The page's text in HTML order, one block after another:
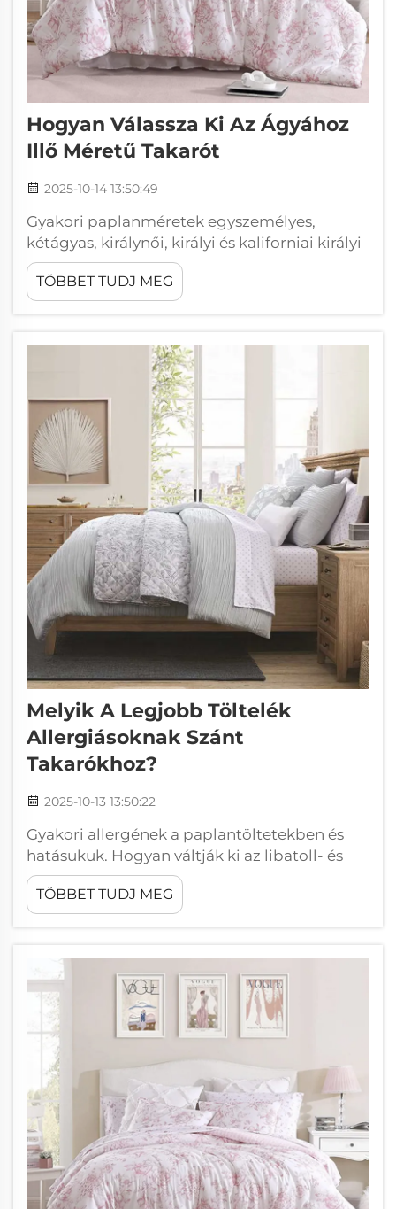
Hogyan Válassza Ki Az Ágyához
Illő Méretű Takarót
2025-10-14 13:50:49
Gyakori paplanméretek egyszemélyes,
kétágyas, királynői, királyi és kaliforniai királyi
ágyakhoz. A szabványos paplanméretek az
ágyméretekhez igazodnak, hogy megfelelő
takarást biztosítsanak. Íme egy áttekintés a
Ágy mérete Papol...
TÖBBET TUDJ MEG
Melyik A Legjobb Töltelék
Allergiásoknak Szánt
Takarókhoz?
2025-10-13 13:50:22
Gyakori allergének a paplantöltetekben és
hatásukuk. Hogyan váltják ki az libatoll- és
tolltöltetek az allergiás reakciókat? A
természetes libatoll és toll
fehérjemolekulákat tartalmaz, amelyek
allergiás reakciókat felnőtteknél. Ezek az
anyagok ...
TÖBBET TUDJ MEG